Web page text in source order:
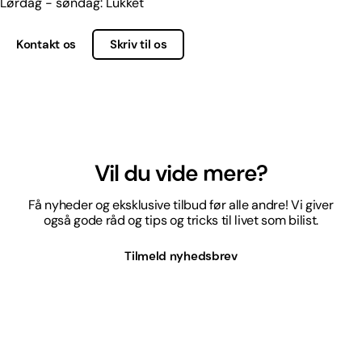
Kontakt os Skriv til os
Vil du vide mere?
Få nyheder og eksklusive tilbud før alle andre! Vi giver
også gode råd og tips og tricks til livet som bilist.
Tilmeld nyhedsbrev